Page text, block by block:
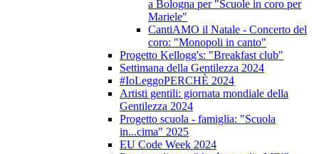
a Bologna per "Scuole in coro per
Mariele"
CantiAMO il Natale - Concerto del
coro: "Monopoli in canto"
Progetto Kellogg's: "Breakfast club"
Settimana della Gentilezza 2024
#IoLeggoPERCHÈ 2024
Artisti gentili: giornata mondiale della
Gentilezza 2024
Progetto scuola - famiglia: "Scuola
in...cima" 2025
EU Code Week 2024